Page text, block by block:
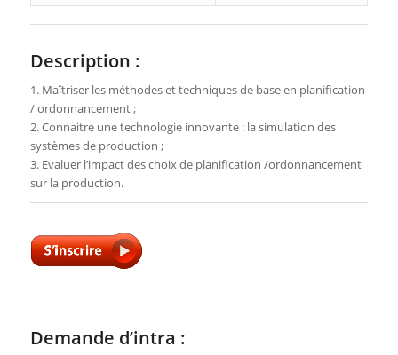
Description :
1. Maîtriser les méthodes et techniques de base en planification
/ ordonnancement ;
2. Connaitre une technologie innovante : la simulation des
systèmes de production ;
3. Evaluer l’impact des choix de planification /ordonnancement
sur la production.
Demande d’intra :